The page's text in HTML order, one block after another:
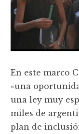
En este marco
«una
una ley muy
miles de
plan de